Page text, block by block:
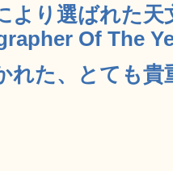
より選ばれた
Of The
れた、とても